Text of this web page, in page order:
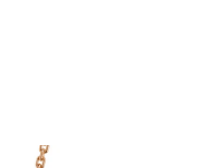
1999, B.zero1